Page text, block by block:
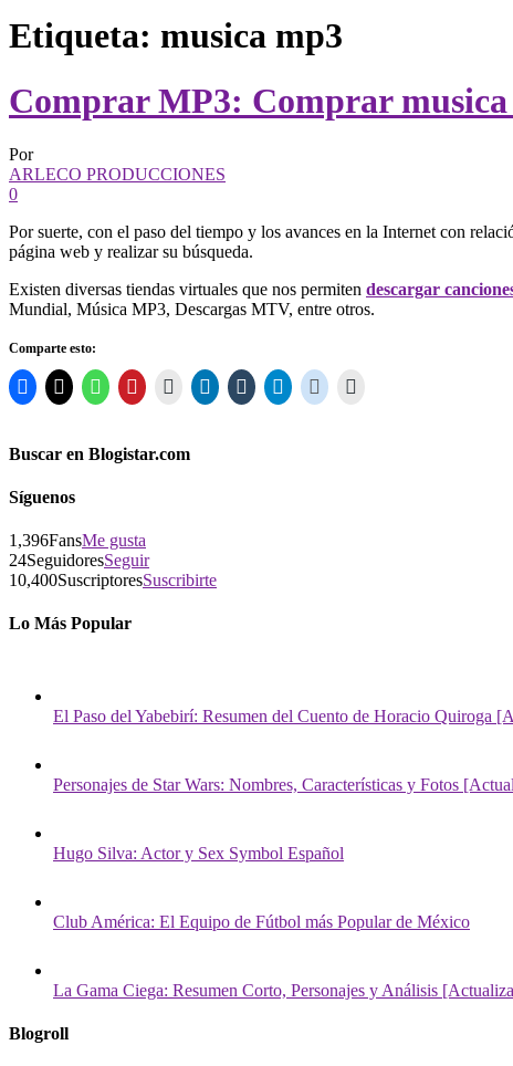
Etiqueta: musica mp3
Comprar MP3: Comprar
Por
ARLECO PRODUCCIONES
0
Por suerte, con el paso del tiempo y los avances en la Internet con
página web y realizar su búsqueda.
Existen diversas tiendas virtuales que nos permiten descargar
Mundial, Música MP3, Descargas MTV, entre otros.
Comparte esto:
Buscar en Blogistar.com
Síguenos
1,396FansMe gusta
24SeguidoresSeguir
10,400SuscriptoresSuscribirte
Lo Más Popular
El Paso del Yabebirí: Resumen del Cuento de Horacio Quiroga
Personajes de Star Wars: Nombres, Características y Fotos
Hugo Silva: Actor y Sex Symbol Español
Club América: El Equipo de Fútbol más Popular de México
La Gama Ciega: Resumen Corto, Personajes y Análisis
Blogroll